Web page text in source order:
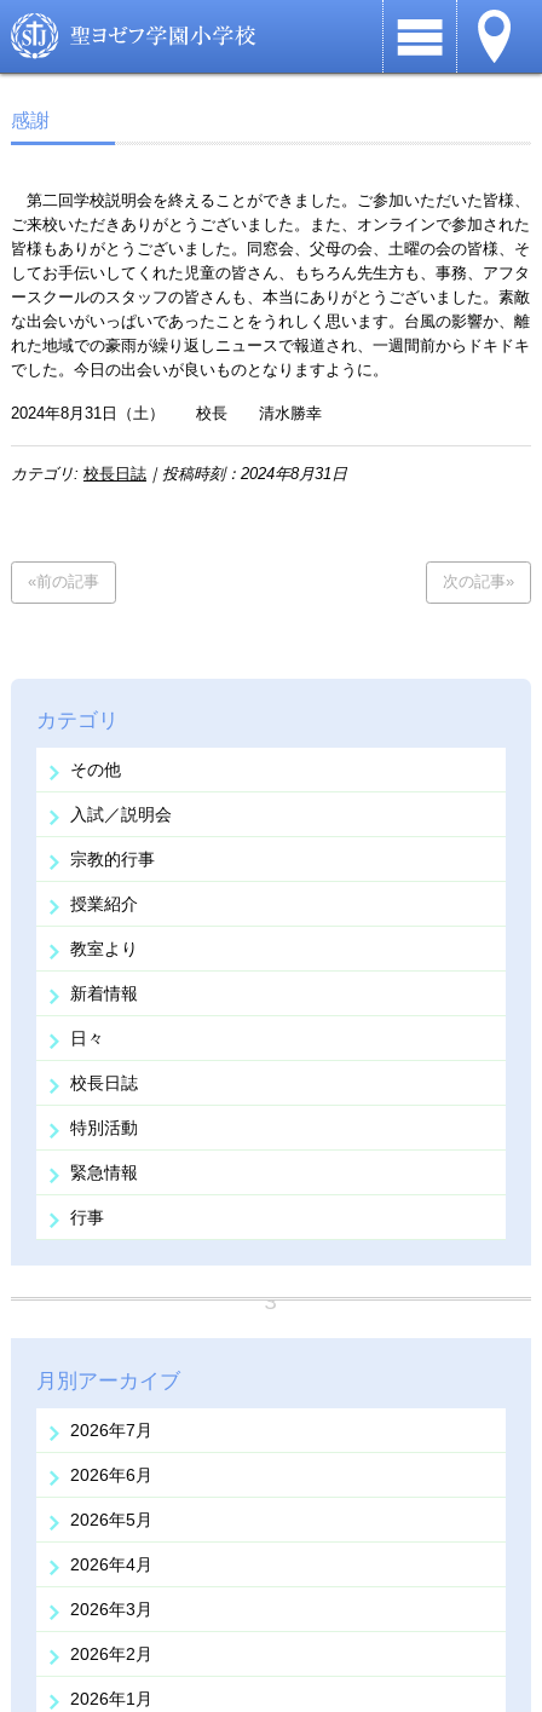
感謝
第二回学校説明会を終えることができました。ご参加いただいた皆様、
ご来校いただきありがとうございました。また、オンラインで参加された
皆様もありがとうございました。同窓会、父母の会、土曜の会の皆様、そ
してお手伝いしてくれた児童の皆さん、もちろん先生方も、事務、アフタ
ースクールのスタッフの皆さんも、本当にありがとうございました。素敵
な出会いがいっぱいであったことをうれしく思います。台風の影響か、離
れた地域での豪雨が繰り返しニュースで報道され、一週間前からドキドキ
でした。今日の出会いが良いものとなりますように。
2024年8月31日（土） 校長 清水勝幸
カテゴリ: 校長日誌｜投稿時刻：2024年8月31日
«前の記事 次の記事»
カテゴリ
その他
入試／説明会
宗教的行事
授業紹介
教室より
新着情報
日々
校長日誌
特別活動
緊急情報
行事
月別アーカイブ
2026年7月
2026年6月
2026年5月
2026年4月
2026年3月
2026年2月
2026年1月